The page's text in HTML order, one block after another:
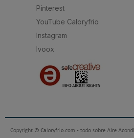
Pinterest
YouTube Caloryfrio
Instagram
Ivoox
Copyright © Caloryfrio.com - todo sobre Aire